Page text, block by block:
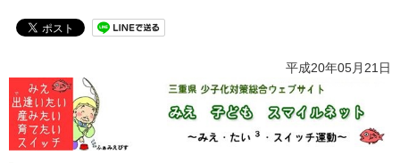
平成20年05月21日